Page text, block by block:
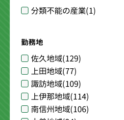
分類不能の産業(1)
勤務地
佐久地域(129)
上田地域(77)
諏訪地域(109)
上伊那地域(114)
南信州地域(106)